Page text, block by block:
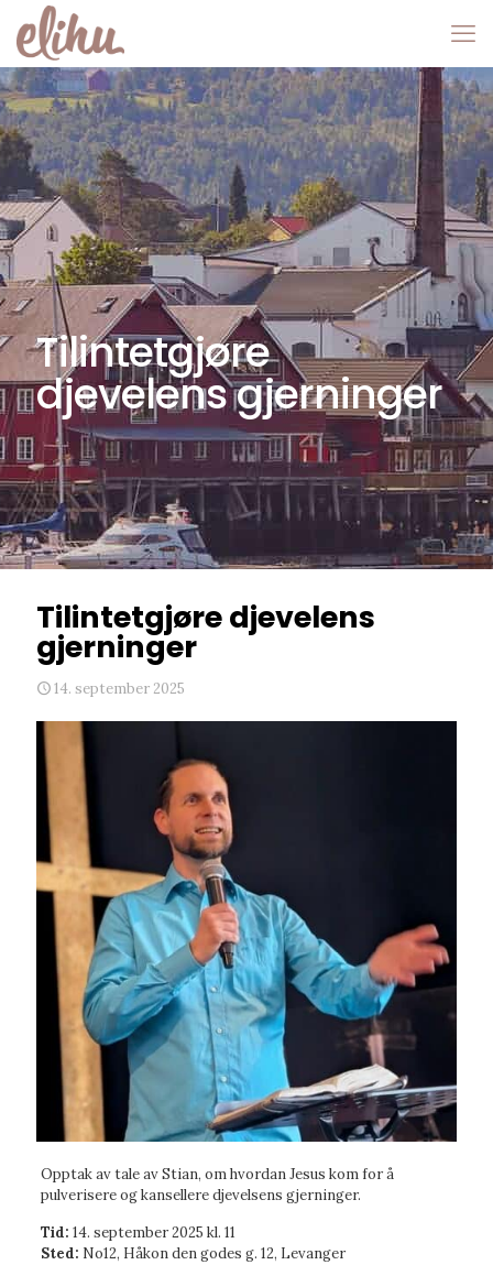
Tilintetgjøre
djevelens gjerninger
Tilintetgjøre djevelens
gjerninger
14. september 2025
Opptak av tale av Stian, om hvordan Jesus kom for å
pulverisere og kansellere djevelsens gjerninger.
Tid: 14. september 2025 kl. 11
Sted: No12, Håkon den godes g. 12, Levanger